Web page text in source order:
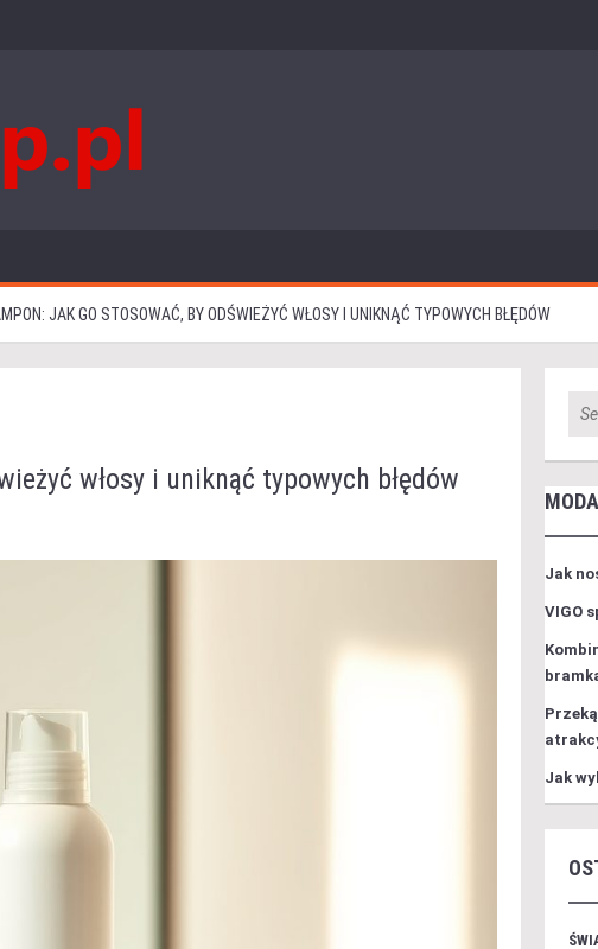
JAK GO STOSOWAĆ, BY ODŚWIEŻYĆ WŁOSY I UNIKNĄĆ TYPOWYCH BŁĘDÓW
włosy i uniknąć typowych błędów
MODA
Jak
VIGO
Jak